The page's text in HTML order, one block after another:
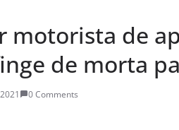
motorista de
de morta
0 Comments